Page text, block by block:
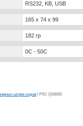
RS232, KB, USB
165 x 74 x 99
182 гр
0С - 50С
штрих кодов | PSC QS6500